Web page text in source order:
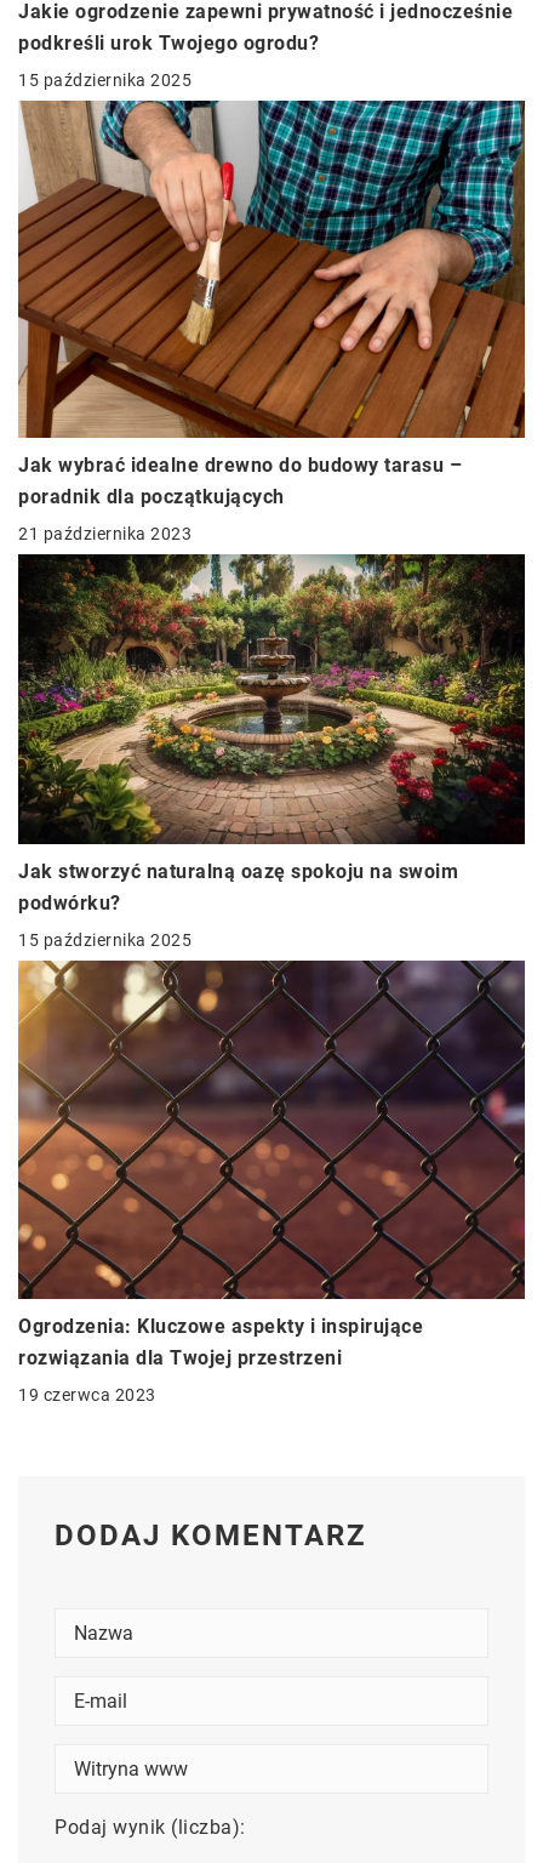
Jakie ogrodzenie zapewni prywatność i jednocześnie
podkreśli urok Twojego ogrodu?
15 października 2025
Jak wybrać idealne drewno do budowy tarasu –
poradnik dla początkujących
21 października 2023
Jak stworzyć naturalną oazę spokoju na swoim
podwórku?
15 października 2025
Ogrodzenia: Kluczowe aspekty i inspirujące
rozwiązania dla Twojej przestrzeni
19 czerwca 2023
DODAJ KOMENTARZ
Podaj wynik (liczba):